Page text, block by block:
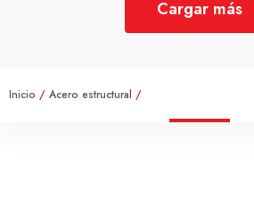
Cargar más
Inicio / Acero estructural /